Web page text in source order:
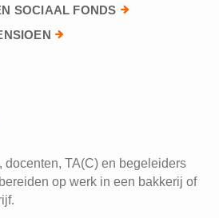
SOCIAAL FONDS
docenten, TA(C) en begeleiders
op werk in een bakkerij of